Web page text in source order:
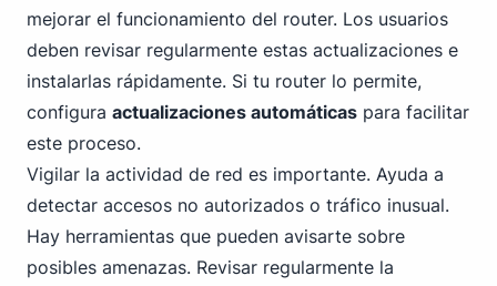
mejorar el funcionamiento del router. Los usuarios
deben revisar regularmente estas actualizaciones e
instalarlas rápidamente. Si tu router lo permite,
configura actualizaciones automáticas para facilitar
este proceso.
Vigilar la actividad de red es importante. Ayuda a
detectar accesos no autorizados o tráfico inusual.
Hay herramientas que pueden avisarte sobre
posibles amenazas. Revisar regularmente la